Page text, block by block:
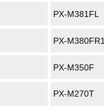
PX-M381FL
PX-M380FR1
PX-M350F
PX-M270T